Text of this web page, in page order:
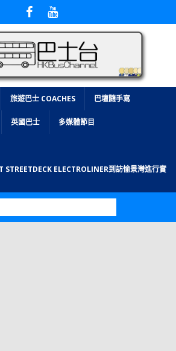
旅遊巴士 COACHES 巴壇隨手寫
英國巴士 多媒體節目
STREETDECK ELECTROLINER到訪愉景灣進行實